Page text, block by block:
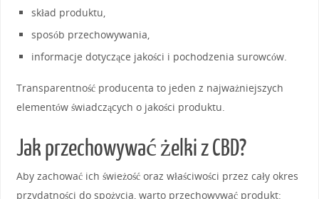
skład produktu,
sposób przechowywania,
informacje dotyczące jakości i pochodzenia surowców.
Transparentność producenta to jeden z najważniejszych
elementów świadczących o jakości produktu.
Jak przechowywać żelki z CBD?
Aby zachować ich świeżość oraz właściwości przez cały okres
przydatności do spożycia, warto przechowywać produkt: